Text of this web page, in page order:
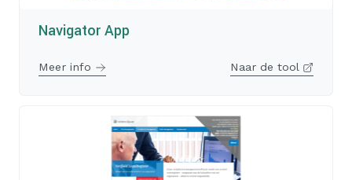
Navigator App
Meer info Naar de tool